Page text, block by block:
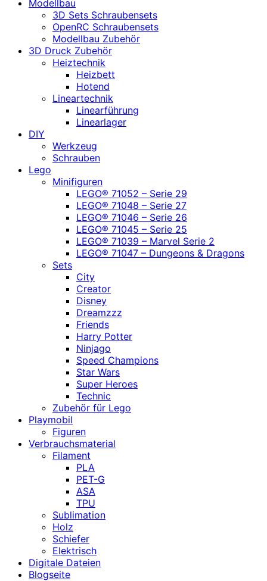
Modellbau
3D Sets Schraubensets
OpenRC Schraubensets
Modellbau Zubehör
3D Druck Zubehör
Heiztechnik
Heizbett
Hotend
Lineartechnik
Linearführung
Linearlager
DIY
Werkzeug
Schrauben
Lego
Minifiguren
LEGO® 71052 – Serie 29
LEGO® 71048 – Serie 27
LEGO® 71046 – Serie 26
LEGO® 71045 – Serie 25
LEGO® 71039 – Marvel Serie 2
LEGO® 71047 – Dungeons & Dragons
Sets
City
Creator
Disney
Dreamzzz
Friends
Harry Potter
Ninjago
Speed Champions
Star Wars
Super Heroes
Technic
Zubehör für Lego
Playmobil
Figuren
Verbrauchsmaterial
Filament
PLA
PET-G
ASA
TPU
Sublimation
Holz
Schiefer
Elektrisch
Digitale Dateien
Blogseite